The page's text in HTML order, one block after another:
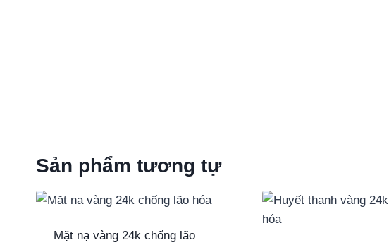
Sản phẩm tương tự
Mặt nạ vàng 24k chống lão